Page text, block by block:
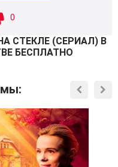
0
СТЕКЛЕ (СЕРИАЛ) В
БЕСПЛАТНО